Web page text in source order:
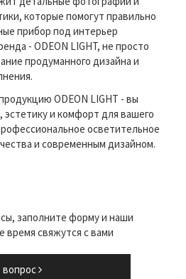
которые помогут правильно
прибор под интерьер
- ODEON LIGHT, не просто
продуманного дизайна и
ODEON LIGHT - вы
и комфорт для вашего
осветительное
и современным дизайном.
заполните форму и наши
свяжутся с вами
вопрос